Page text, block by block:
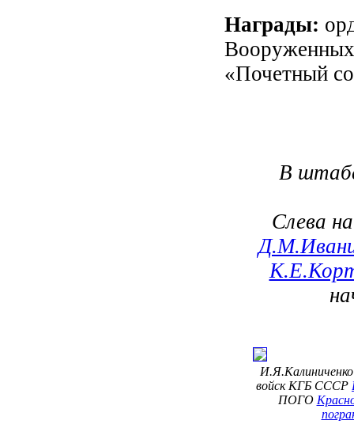
Награды:
«Почетный
В
Слева
И.Я.Калиниченко
войск КГБ СССР
ПОГО